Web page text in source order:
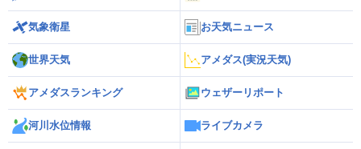
気象衛星 お天気ニュース
世界天気 アメダス(実況天気)
アメダスランキング ウェザーリポート
河川水位情報 ライブカメラ